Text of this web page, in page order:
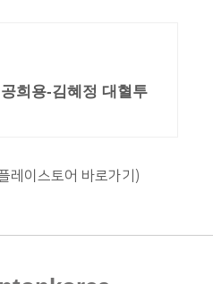
희용-김혜정 대혈투